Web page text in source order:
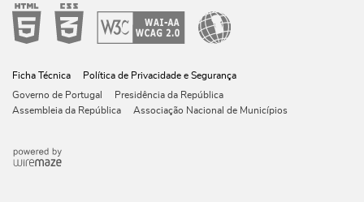
Ficha Técnica
Política de Privacidade e Segurança
Governo de Portugal
Presidência da República
Assembleia da República
Associação Nacional de Municípios